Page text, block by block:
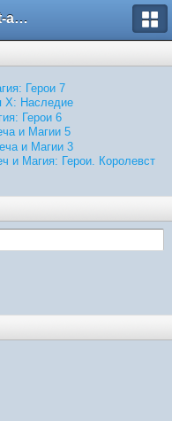
Форум Might-and-Magic.ru
Герои 7
X: Наследие
Герои 6
и Магии 5
и Магии 3
и Магия: Герои. Королевст